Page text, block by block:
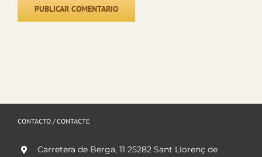
CONTACTO / CONTACTE
Carretera de Berga, 11 25282 Sant Llorenç de